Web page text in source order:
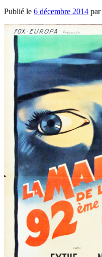
Publié le 6 décembre 2014 par